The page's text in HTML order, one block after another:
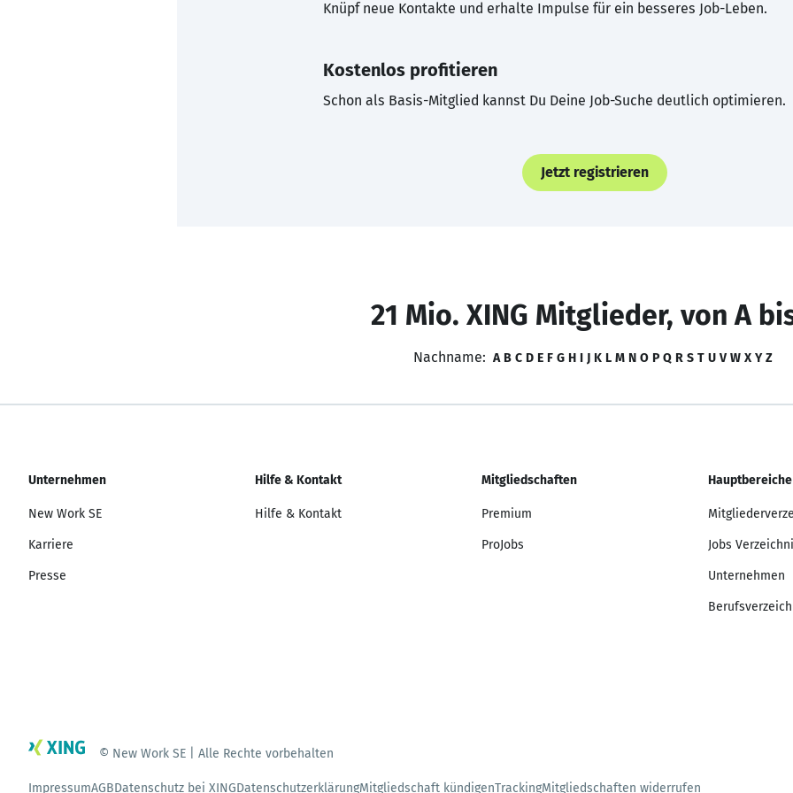
Knüpf neue Kontakte und erhalte Impulse für ein besseres Job-Leben.
Kostenlos profitieren
Schon als Basis-Mitglied kannst Du Deine Job-Suche deutlich optimieren.
Jetzt registrieren
21 Mio. XING Mitglieder, von A
Nachname: A B C D E F G H I J K L M N O P Q R S T U V W X Y Z
Unternehmen
New Work SE
Karriere
Presse
Hilfe & Kontakt
Hilfe & Kontakt
Mitgliedschaften
Premium
ProJobs
Hauptbereiche
Jobs
Unternehmen
© New Work SE | Alle Rechte vorbehalten
ImpressumAGBDatenschutz bei XINGDatenschutzerklärungMitgliedschaft kündigenTrackingMitgliedschaften widerrufen